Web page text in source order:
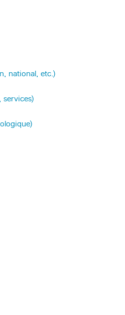
national, etc.)
services)